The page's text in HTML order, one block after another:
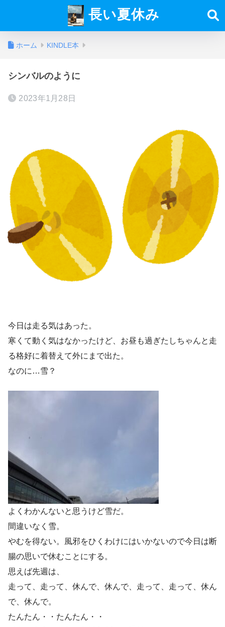
長い夏休み
ホーム KINDLE本
シンバルのように
2023年1月28日
今日は走る気はあった。
寒くて動く気はなかったけど、お昼も過ぎたしちゃんと走
る格好に着替えて外にまで出た。
なのに…雪？
よくわかんないと思うけど雪だ。
間違いなく雪。
やむを得ない。風邪をひくわけにはいかないので今日は断
腸の思いで休むことにする。
思えば先週は、
走って、走って、休んで、休んで、走って、走って、休ん
で、休んで。
たんたん・・たんたん・・